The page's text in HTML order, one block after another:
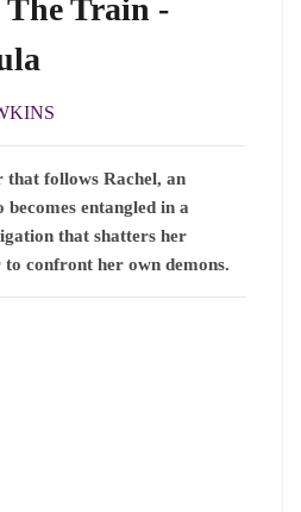
Train -
follows Rachel, an
entangled in a
that shatters her
confront her own demons.